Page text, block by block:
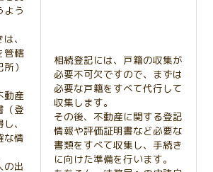
よう
、
管轄
）
動産
（登
、
な情
の出
相続登記には、戸籍の収集が
必要不可欠ですので、まずは
必要な戸籍をすべて代行して
収集します。
その後、不動産に関する登記
情報や評価証明書など必要な
書類をすべて収集し、手続き
に向けた準備を行います。